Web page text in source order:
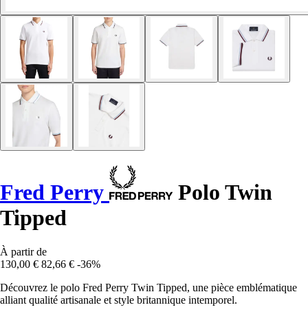
Fred Perry
Polo Twin
Tipped
À partir de
130,00 € 82,66 € -36%
Découvrez le polo Fred Perry Twin Tipped, une pièce emblématique
alliant qualité artisanale et style britannique intemporel.